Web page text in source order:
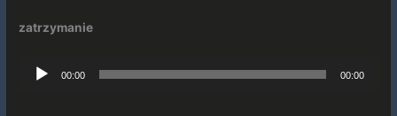
zatrzymanie
Odtwarzacz
plików
00:00 00:00